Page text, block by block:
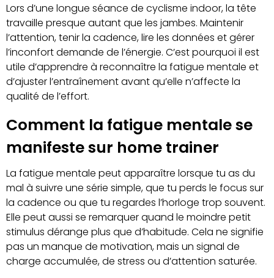
Lors d’une longue séance de cyclisme indoor, la tête
travaille presque autant que les jambes. Maintenir
l’attention, tenir la cadence, lire les données et gérer
l’inconfort demande de l’énergie. C’est pourquoi il est
utile d’apprendre à reconnaître la fatigue mentale et
d’ajuster l’entraînement avant qu’elle n’affecte la
qualité de l’effort.
Comment la fatigue mentale se
manifeste sur home trainer
La fatigue mentale peut apparaître lorsque tu as du
mal à suivre une série simple, que tu perds le focus sur
la cadence ou que tu regardes l’horloge trop souvent.
Elle peut aussi se remarquer quand le moindre petit
stimulus dérange plus que d’habitude. Cela ne signifie
pas un manque de motivation, mais un signal de
charge accumulée, de stress ou d’attention saturée.